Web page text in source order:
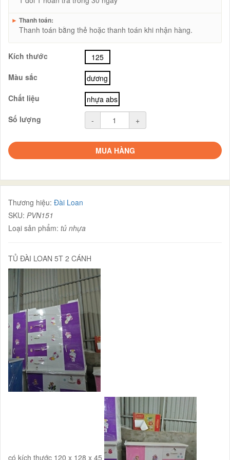
► Thanh toán:
Thanh toán bằng thẻ hoặc thanh toán khi nhận hàng.
Kích thước
125
Màu sắc
dương
Chất liệu
nhựa abs
Số lượng
- +
MUA HÀNG
Thương hiệu: Đài Loan
SKU: PVN151
Loại sản phẩm: tủ nhựa
TỦ ĐÀI LOAN 5T 2 CÁNH
có kích thước 120 x 128 x 45